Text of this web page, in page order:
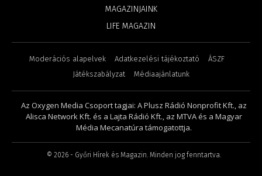
MAGAZINJAINK
LIFE MAGAZIN
Moderációs alapelvek Adatkezelési tájékoztató
ÁSZF
Játékszabályzat
Médiaajánlatunk
Az Oxygen Media Csoport tagjai: A Plusz Rádió Nonprofit Kft., az
Alisca Network Kft. és a Lajta Rádió Kft., az MTVA és a Magyar
Média Mecanatúra támogatottja.
© 2026 - Győri Hírek és Magazin. Minden jog fenntartva.